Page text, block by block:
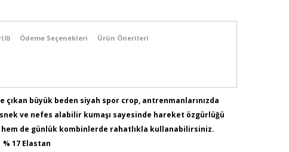
(0) Ödeme Seçenekleri Ürün Önerileri
çıkan büyük beden siyah spor crop, antrenmanlarınızda
ve nefes alabilir kumaşı sayesinde hareket özgürlüğü
de günlük kombinlerde rahatlıkla kullanabilirsiniz.
17 Elastan